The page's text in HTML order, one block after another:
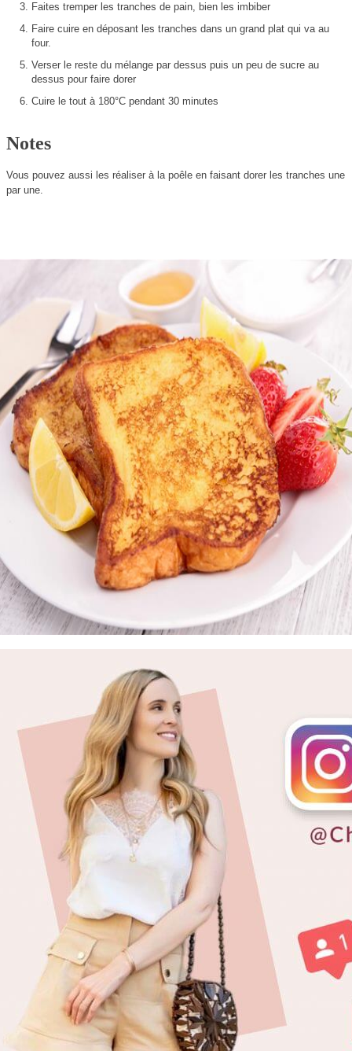
Faites tremper les tranches de pain, bien les imbiber
Faire cuire en déposant les tranches dans un grand plat qui va au
four.
Verser le reste du mélange par dessus puis un peu de sucre au
dessus pour faire dorer
Cuire le tout à 180°C pendant 30 minutes
Notes
Vous pouvez aussi les réaliser à la poêle en faisant dorer les tranches une
par une.